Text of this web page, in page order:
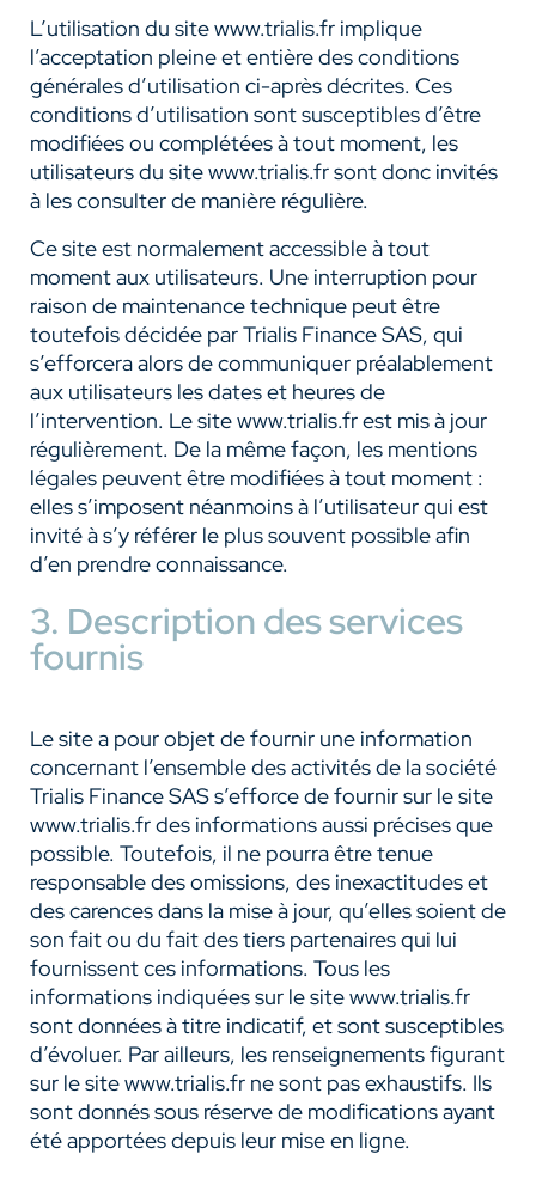
L’utilisation du site www.trialis.fr implique
l’acceptation pleine et entière des conditions
générales d’utilisation ci-après décrites. Ces
conditions d’utilisation sont susceptibles d’être
modifiées ou complétées à tout moment, les
utilisateurs du site www.trialis.fr sont donc invités
à les consulter de manière régulière.
Ce site est normalement accessible à tout
moment aux utilisateurs. Une interruption pour
raison de maintenance technique peut être
toutefois décidée par Trialis Finance SAS, qui
s’efforcera alors de communiquer préalablement
aux utilisateurs les dates et heures de
l’intervention. Le site www.trialis.fr est mis à jour
régulièrement. De la même façon, les mentions
légales peuvent être modifiées à tout moment :
elles s’imposent néanmoins à l’utilisateur qui est
invité à s’y référer le plus souvent possible afin
d’en prendre connaissance.
3. Description des services
fournis
Le site a pour objet de fournir une information
concernant l’ensemble des activités de la société
Trialis Finance SAS s’efforce de fournir sur le site
www.trialis.fr des informations aussi précises que
possible. Toutefois, il ne pourra être tenue
responsable des omissions, des inexactitudes et
des carences dans la mise à jour, qu’elles soient de
son fait ou du fait des tiers partenaires qui lui
fournissent ces informations. Tous les
informations indiquées sur le site www.trialis.fr
sont données à titre indicatif, et sont susceptibles
d’évoluer. Par ailleurs, les renseignements figurant
sur le site www.trialis.fr ne sont pas exhaustifs. Ils
sont donnés sous réserve de modifications ayant
été apportées depuis leur mise en ligne.